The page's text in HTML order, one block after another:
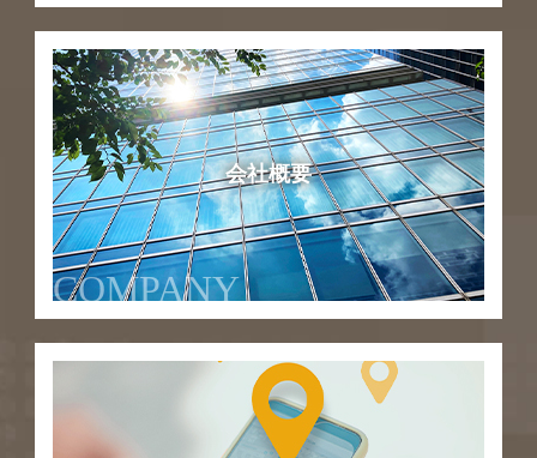
会社概要
COMPANY